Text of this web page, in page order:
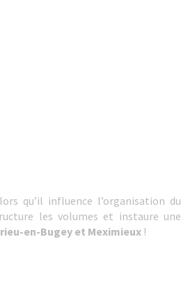
qu’il influence l’organisation du
les volumes et instaure une
en-Bugey et Meximieux !